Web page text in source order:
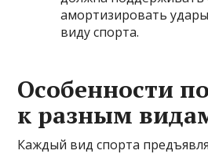
амортизировать
виду спорта.
Особенности
к разным
Каждый вид спорта